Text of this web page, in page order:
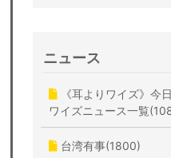
ニュース
《耳よりワイズ》今
ワイズニュース一覧
台湾有事(1800)